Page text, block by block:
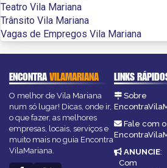
Teatro Vila Mariana
Trânsito Vila Mariana
Vagas de Empregos Vila Mariana
ENCONTRAVILAMARIANA
O melhor de Vila Mariana
num só lugar! Dicas, onde ir,
o que fazer, as melhores
empresas, locais, serviços e
muito mais no guia Encontra
VilaMariana.
LINKS
Sobre
Fale com o
ANUNCIE:
Com